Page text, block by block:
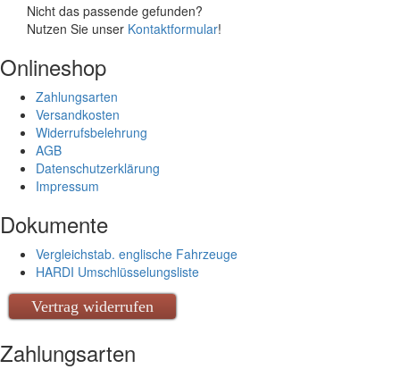
Nicht das passende gefunden?
Nutzen Sie unser Kontaktformular!
Onlineshop
Zahlungsarten
Versandkosten
Widerrufsbelehrung
AGB
Datenschutzerklärung
Impressum
Dokumente
Vergleichstab. englische Fahrzeuge
HARDI Umschlüsselungsliste
Vertrag widerrufen
Zahlungsarten